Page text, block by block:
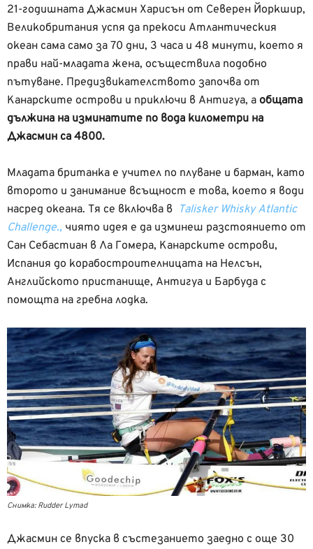
21-годишната Джасмин Харисън от Северен Йоркшир,
Великобритания успя да прекоси Атлантическия
океан сама само за 70 дни, 3 часа и 48 минути, което я
прави най-младата жена, осъществила подобно
пътуване. Предизвикателството започва от
Канарските острови и приключи в Антигуа, а общата
дължина на изминатите по вода километри на
Джасмин са 4800.
Младата британка е учител по плуване и барман, като
второто и занимание всъщност е това, което я води
насред океана. Тя се включва в Talisker Whisky Atlantic
Challenge., чиято идея е да изминеш разстоянието от
Сан Себастиан в Ла Гомера, Канарските острови,
Испания до корабостроителницата на Нелсън,
Английското пристанище, Антигуа и Барбуда с
помощта на гребна лодка.
Снимка: Rudder Lymad
Джасмин се впуска в състезанието заедно с още 30